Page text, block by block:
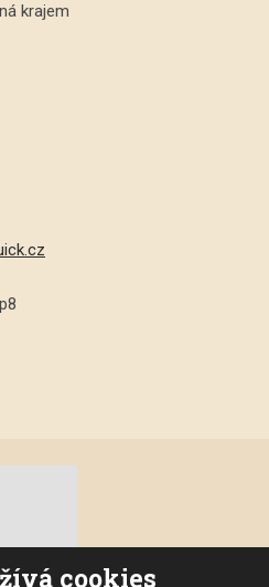
krajem
cookies